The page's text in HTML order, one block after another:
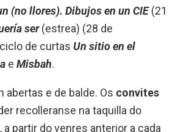
(no llores). Dibujos en un CIE(21
ser(estrea) (28 de
de curtas Un sitio en el
e Misbah.
abertas e de balde. Os convites
recolleranse na taquilla do
, a partir do venres anterior a cada